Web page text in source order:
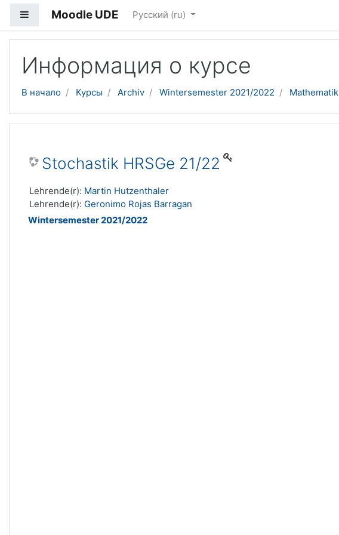
Боковая панель
Moodle UDE Русский ‎(ru)‎
Информация о курсе
В начало Курсы Archiv Wintersemester 2021/2022 Mathematik
Stochastik HRSGe 21/22
Lehrende(r): Martin Hutzenthaler
Lehrende(r): Geronimo Rojas Barragan
Wintersemester 2021/2022